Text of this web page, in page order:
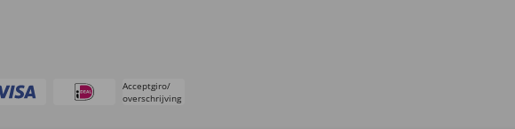
Acceptgiro/
overschrijving